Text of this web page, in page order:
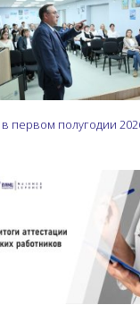
первом полугодии